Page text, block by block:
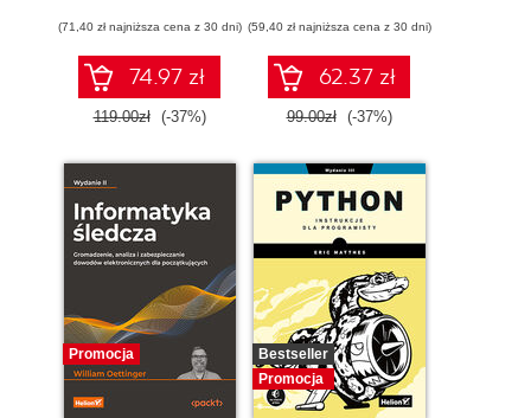
technologie
(71,40 zł najniższa cena z 30 dni)
74.97 zł
119.00zł (-37%)
(59,40 zł najniższa cena z 30 dni)
62.37 zł
99.00zł (-37%)
Promocja
Bestseller
Promocja